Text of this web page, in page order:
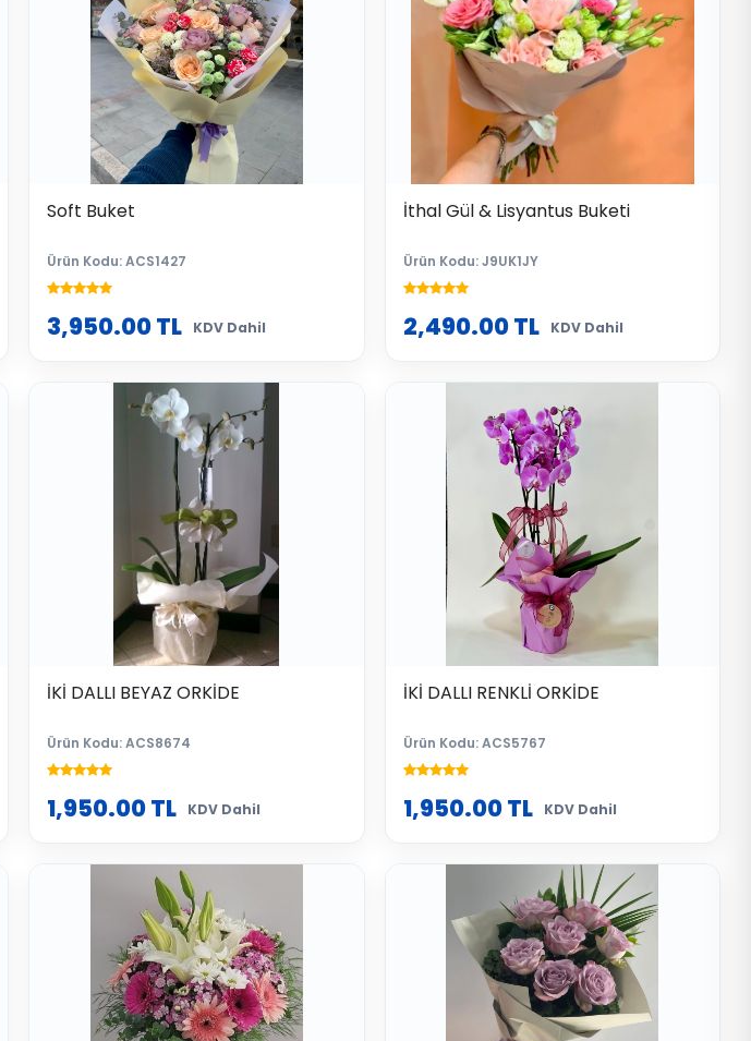
Soft Buket
Ürün Kodu: ACS1427
3,950.00TL KDV Dahil
İthal Gül & Lisyantus Buketi
Ürün Kodu: J9UK1JY
2,490.00TL KDV Dahil
İKİ DALLI BEYAZ ORKİDE
Ürün Kodu: ACS8674
1,950.00TL KDV Dahil
İKİ DALLI RENKLİ ORKİDE
Ürün Kodu: ACS5767
1,950.00TL KDV Dahil